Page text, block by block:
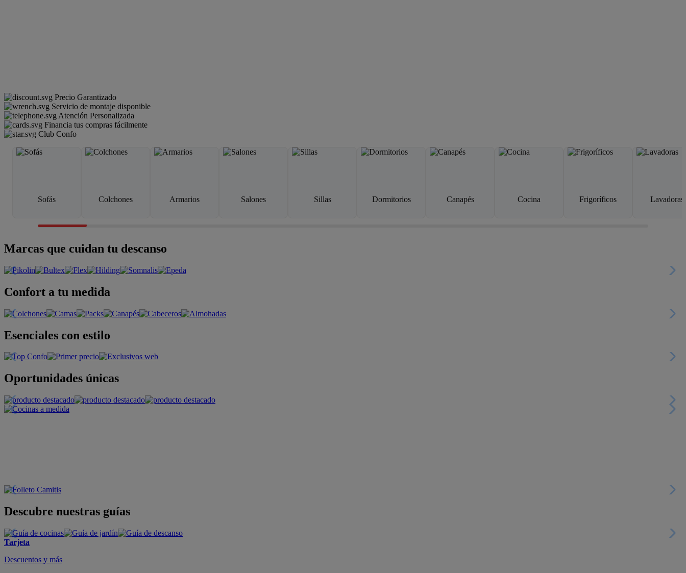
Precio Garantizado
Servicio de montaje disponible
Atención Personalizada
Financia tus compras fácilmente
Club Confo
Sofás Colchones Armarios Salones Sillas Dormitorios Canapés Cocina Frigoríficos Lavadoras
Marcas que cuidan tu descanso
Confort a tu medida
Esenciales con estilo
Oportunidades únicas
Descubre nuestras guías
Tarjeta
Descuentos y más